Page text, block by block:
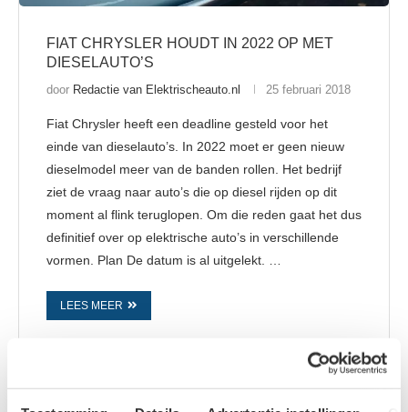
FIAT CHRYSLER HOUDT IN 2022 OP MET
DIESELAUTO’S
door Redactie van Elektrischeauto.nl 25 februari 2018
Fiat Chrysler heeft een deadline gesteld voor het
einde van dieselauto’s. In 2022 moet er geen nieuw
dieselmodel meer van de banden rollen. Het bedrijf
ziet de vraag naar auto’s die op diesel rijden op dit
moment al flink teruglopen. Om die reden gaat het dus
definitief over op elektrische auto’s in verschillende
vormen. Plan De datum is al uitgelekt. …
LEES MEER